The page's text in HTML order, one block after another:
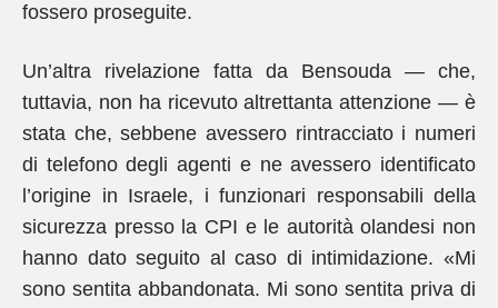
fossero proseguite.
Un’altra rivelazione fatta da Bensouda — che,
tuttavia, non ha ricevuto altrettanta attenzione — è
stata che, sebbene avessero rintracciato i numeri
di telefono degli agenti e ne avessero identificato
l’origine in Israele, i funzionari responsabili della
sicurezza presso la CPI e le autorità olandesi non
hanno dato seguito al caso di intimidazione. «Mi
sono sentita abbandonata. Mi sono sentita priva di